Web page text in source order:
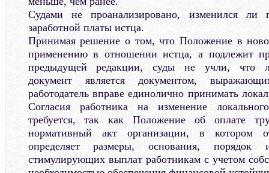
Судами не проанализировано, изменился ли
заработной платы истца.
Принимая решение о том, что Положение в
применению в отношении истца, а подлежит
предыдущей редакции, суды не учли, что
документ является документом,
работодатель вправе единолично принимать
Согласия работника на изменение
требуется, так как Положение об оплате
нормативный акт организации, в котором
определяет размеры, основания, порядок
стимулирующих выплат работникам с учетом